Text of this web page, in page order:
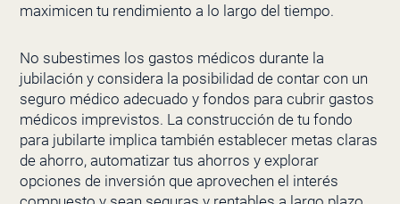
maximicen tu rendimiento a lo largo del tiempo.
No subestimes los gastos médicos durante la
jubilación y considera la posibilidad de contar con un
seguro médico adecuado y fondos para cubrir gastos
médicos imprevistos. La construcción de tu fondo
para jubilarte implica también establecer metas claras
de ahorro, automatizar tus ahorros y explorar
opciones de inversión que aprovechen el interés